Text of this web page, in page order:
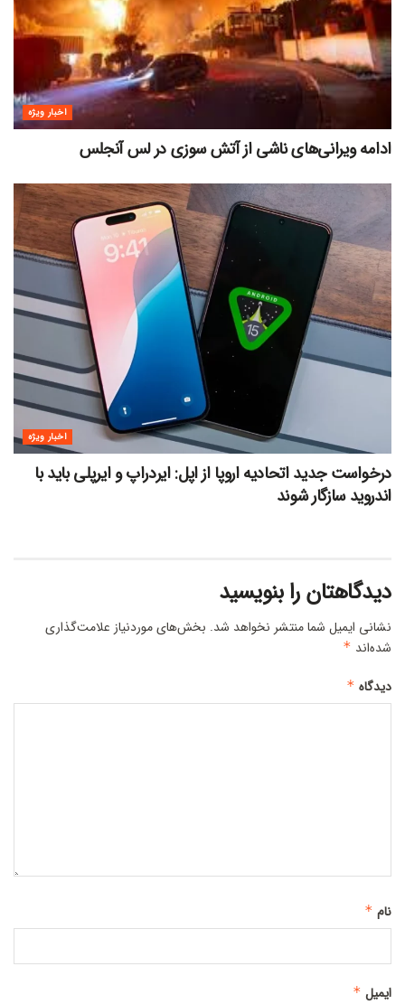
اخبار ویژه
ادامه ویرانی‌های ناشی از آتش سوزی در لس آنجلس
اخبار ویژه
درخواست جدید اتحادیه اروپا از اپل: ایردراپ و ایرپلی باید با
اندروید سازگار شوند
دیدگاهتان را بنویسید
نشانی ایمیل شما منتشر نخواهد شد. بخش‌های موردنیاز علامت‌گذاری
شده‌اند *
دیدگاه *
نام *
ایمیل *